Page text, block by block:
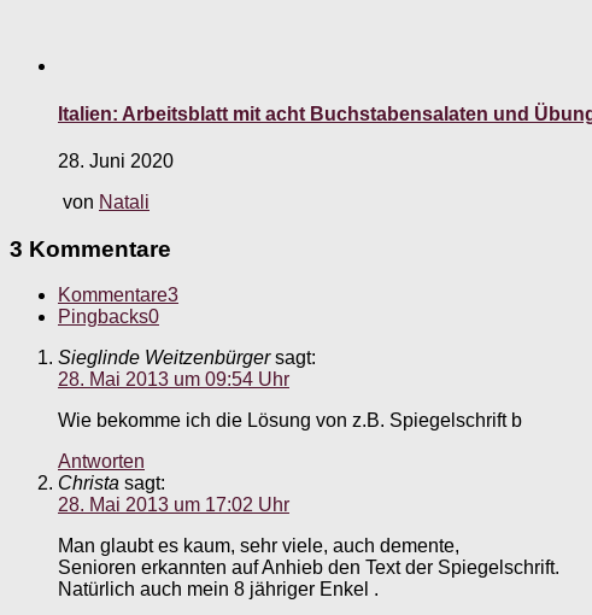
Italien: Arbeitsblatt mit acht Buchstabensalaten und
28. Juni 2020
von Natali
3 Kommentare
Kommentare3
Pingbacks0
Sieglinde Weitzenbürger sagt:
28. Mai 2013 um 09:54 Uhr
Wie bekomme ich die Lösung von z.B. Spiegelschrift b
Antworten
Christa sagt:
28. Mai 2013 um 17:02 Uhr
Man glaubt es kaum, sehr viele, auch demente,
Senioren erkannten auf Anhieb den Text der Spiegelschrift.
Natürlich auch mein 8 jähriger Enkel .